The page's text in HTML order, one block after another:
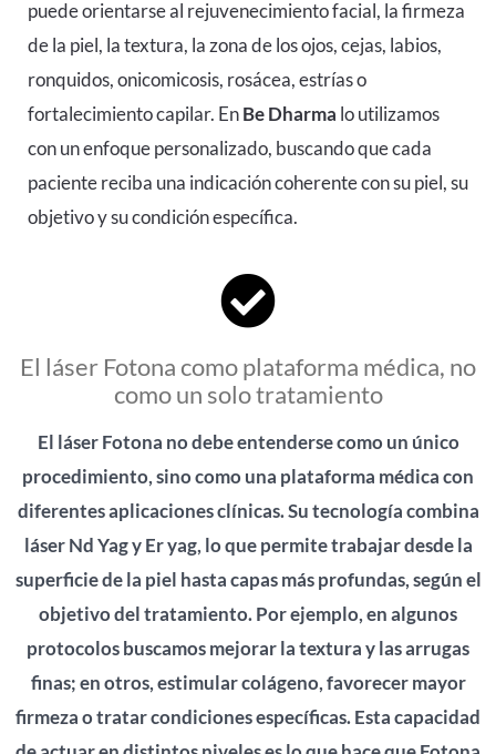
puede orientarse al rejuvenecimiento facial, la firmeza
de la piel, la textura, la zona de los ojos, cejas, labios,
ronquidos, onicomicosis, rosácea, estrías o
fortalecimiento capilar. EnBe Dharma lo utilizamos
con un enfoque personalizado, buscando que cada
paciente reciba una indicación coherente con su piel, su
objetivo y su condición específica.
El láser Fotona como plataforma médica, no
como un solo tratamiento
El láser Fotona no debe entenderse como un único
procedimiento, sino como una plataforma médica con
diferentes aplicaciones clínicas. Su tecnología combina
láser Nd Yag y Er yag, lo que permite trabajar desde la
superficie de la piel hasta capas más profundas, según el
objetivo del tratamiento. Por ejemplo, en algunos
protocolos buscamos mejorar la textura y las arrugas
finas; en otros, estimular colágeno, favorecer mayor
firmeza o tratar condiciones específicas. Esta capacidad